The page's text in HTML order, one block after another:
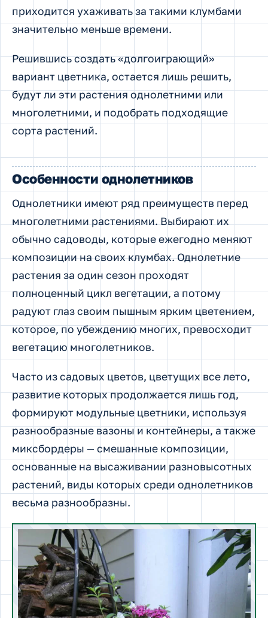
приходится ухаживать за такими клумбами
значительно меньше времени.
Решившись создать «долгоиграющий»
вариант цветника, остается лишь решить,
будут ли эти растения однолетними или
многолетними, и подобрать подходящие
сорта растений.
Особенности однолетников
Однолетники имеют ряд преимуществ перед
многолетними растениями. Выбирают их
обычно садоводы, которые ежегодно меняют
композиции на своих клумбах. Однолетние
растения за один сезон проходят
полноценный цикл вегетации, а потому
радуют глаз своим пышным ярким цветением,
которое, по убеждению многих, превосходит
вегетацию многолетников.
Часто из садовых цветов, цветущих все лето,
развитие которых продолжается лишь год,
формируют модульные цветники, используя
разнообразные вазоны и контейнеры, а также
миксбордеры — смешанные композиции,
основанные на высаживании разновысотных
растений, виды которых среди однолетников
весьма разнообразны.